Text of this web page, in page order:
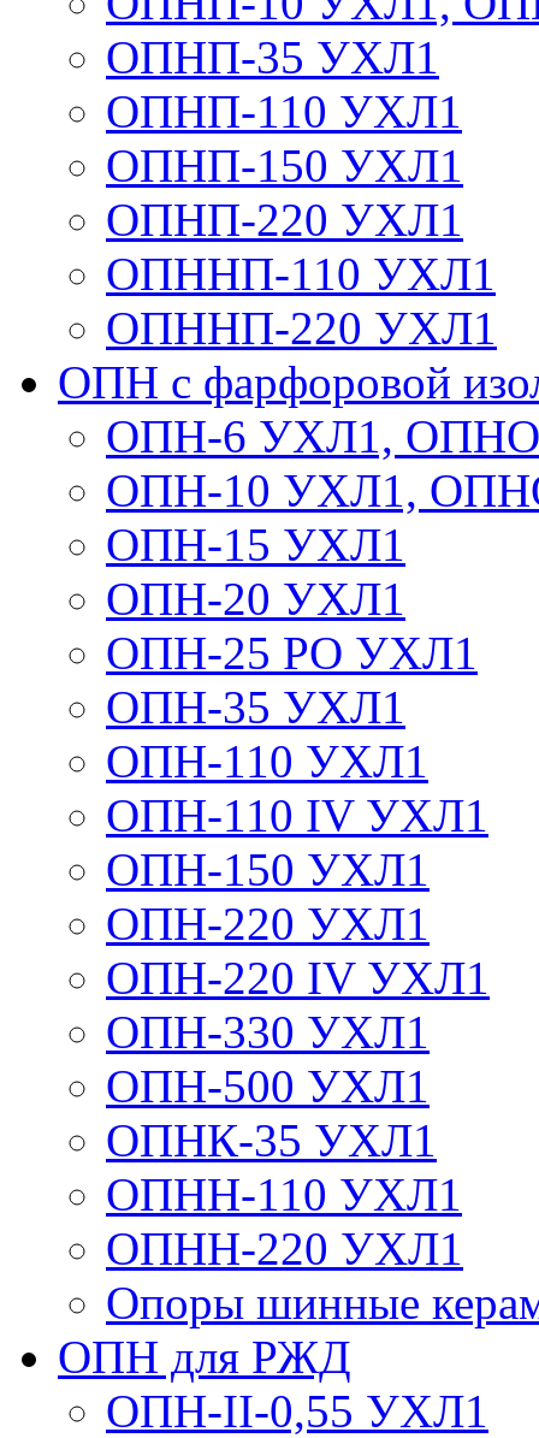
ОПНП-35 УХЛ1
ОПНП-110 УХЛ1
ОПНП-150 УХЛ1
ОПНП-220 УХЛ1
ОПННП-110 УХЛ1
ОПННП-220 УХЛ1
ОПН с фарфоровой
ОПН-6 УХЛ1,
ОПН-10 УХЛ1,
ОПН-15 УХЛ1
ОПН-20 УХЛ1
ОПН-25 РО УХЛ1
ОПН-35 УХЛ1
ОПН-110 УХЛ1
ОПН-110 IV УХЛ1
ОПН-150 УХЛ1
ОПН-220 УХЛ1
ОПН-220 IV УХЛ1
ОПН-330 УХЛ1
ОПН-500 УХЛ1
ОПНК-35 УХЛ1
ОПНН-110 УХЛ1
ОПНН-220 УХЛ1
Опоры шинные
ОПН для РЖД
ОПН-II-0,55 УХЛ1